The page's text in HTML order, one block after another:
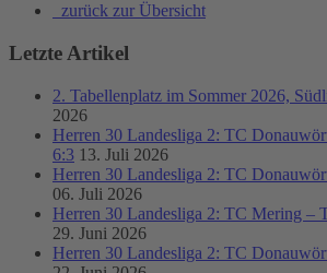
zurück zur Übersicht
Letzte Artikel
2. Tabellenplatz im Sommer 2026,
2026
Herren 30 Landesliga 2: TC
6:3 13. Juli 2026
Herren 30 Landesliga 2: TC
06. Juli 2026
Herren 30 Landesliga 2: TC Mering –
29. Juni 2026
Herren 30 Landesliga 2: TC